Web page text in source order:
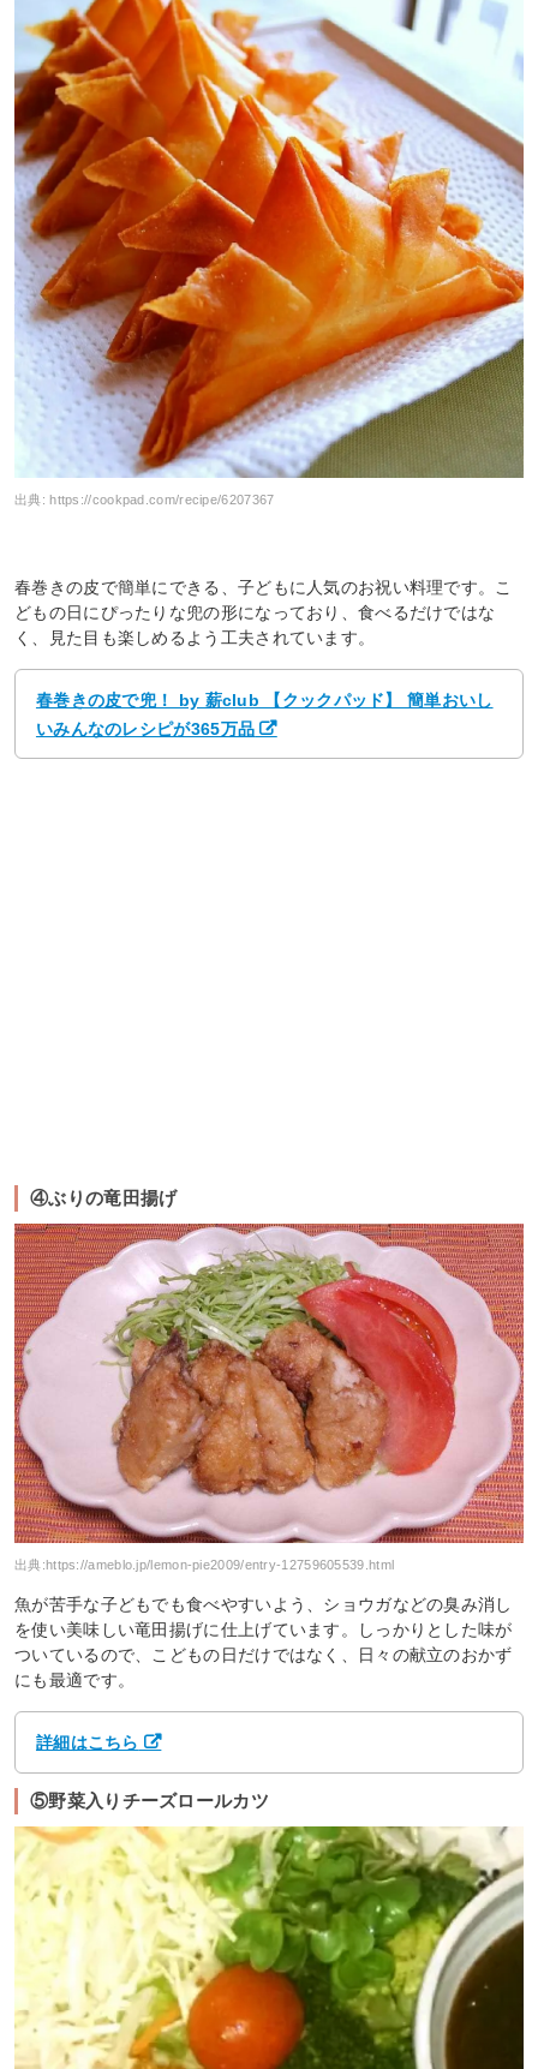
出典:https://cookpad.com/recipe/6207367
春巻きの皮で簡単にできる、子どもに人気のお祝い料理です。こ
どもの日にぴったりな兜の形になっており、食べるだけではな
く、見た目も楽しめるよう工夫されています。
春巻きの皮で兜！ by 薪club 【クックパッド】 簡単おいし
いみんなのレシピが365万品
④ぶりの竜田揚げ
出典: https://ameblo.jp/lemon-pie2009/entry-12759605539.html
魚が苦手な子どもでも食べやすいよう、ショウガなどの臭み消し
を使い美味しい竜田揚げに仕上げています。しっかりとした味が
ついているので、こどもの日だけではなく、日々の献立のおかず
にも最適です。
詳細はこちら
⑤野菜入りチーズロールカツ